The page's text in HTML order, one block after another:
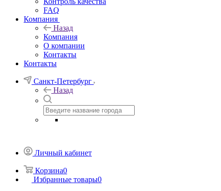
FAQ
Компания
Назад
Компания
О компании
Контакты
Контакты
Санкт-Петербург
Назад
Личный кабинет
Корзина0
Избранные товары0